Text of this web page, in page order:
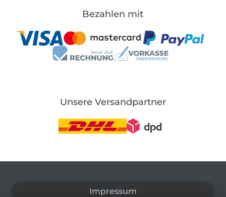
Bezahlen mit
Unsere Versandpartner
Impressum